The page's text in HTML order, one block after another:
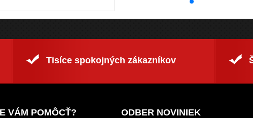
Tisíce spokojných zákazníkov
VÁM POMÔCŤ? ODBER NOVINIEK